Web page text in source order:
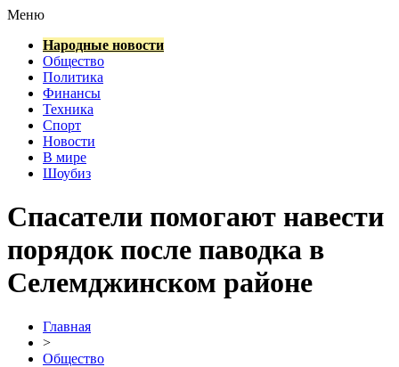
Меню
Народные новости
Общество
Политика
Финансы
Техника
Спорт
Новости
В мире
Шоубиз
Спасатели помогают навести
порядок после паводка в
Селемджинском районе
Главная
>
Общество